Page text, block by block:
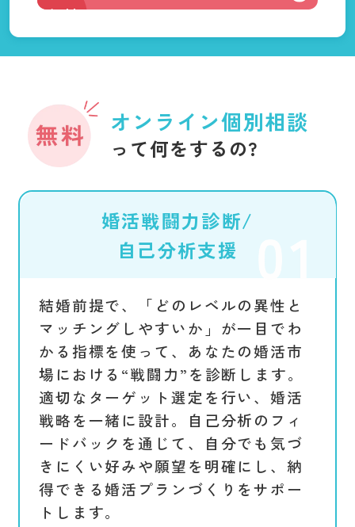
無料
オンライン個別相談
って何をするの?
婚活戦闘力診断/
自己分析支援
結婚前提で、「どのレベルの異性と
マッチングしやすいか」が一目でわ
かる指標を使って、あなたの婚活市
場における“戦闘力”を診断します。
適切なターゲット選定を行い、婚活
戦略を一緒に設計。自己分析のフィ
ードバックを通じて、自分でも気づ
きにくい好みや願望を明確にし、納
得できる婚活プランづくりをサポー
トします。